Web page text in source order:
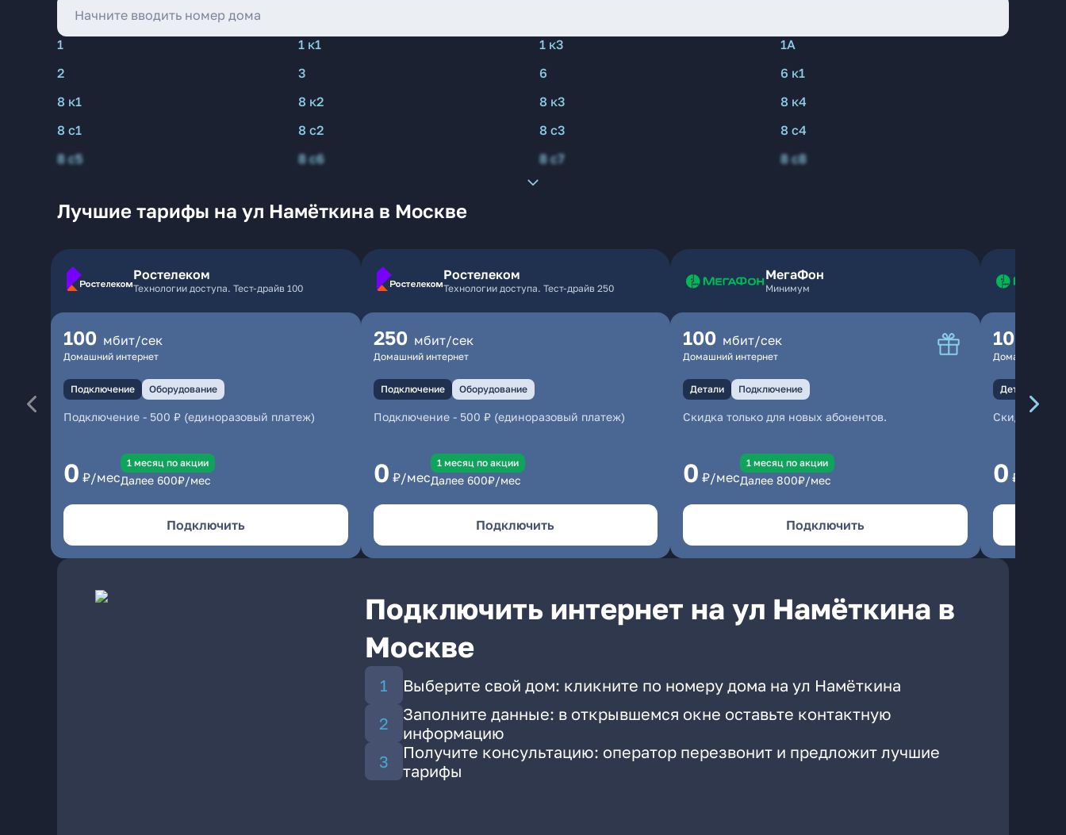
1 1 к1 1 к3
1А
2
3 6
6 к1
8 к1
8 к2 8 к3
8 к4
8 с1
8 с2 8 с3
8 с4
8 с5
8 с6 8 с7 8 с8
Лучшие тарифы на ул Намёткина в Москве
Ростелеком
Технологии доступа. Тест-драйв 100
100 мбит/сек
Домашний интернет
Подключение Оборудование
Подключение - 500 ₽ (единоразовый платеж)
0 ₽/мес
1 месяц по акции
Далее 600₽/мес
Подключить
Ростелеком
Технологии доступа. Тест-драйв 250
250 мбит/сек
Домашний интернет
Подключение Оборудование
Подключение- 500 ₽ (единоразовый платеж)
0 ₽/мес
1 месяц по акции
Далее 600₽/мес
Подключить
МегаФон
Минимум
100 мбит/сек
Домашний интернет
Детали Подключение
Скидка только для новых абонентов.
0 ₽/мес
1 месяц по акции
Далее 800₽/мес
Подключить
100
Домашний
Детали
Скидка
0 ₽/мес
Подключить интернет на ул Намёткина в
Москве
Выберите свой дом: кликните по номеру дома на ул Намёткина
Заполните данные: в открывшемся окне оставьте контактную
информацию
Получите консультацию: оператор перезвонит и предложит лучшие
тарифы